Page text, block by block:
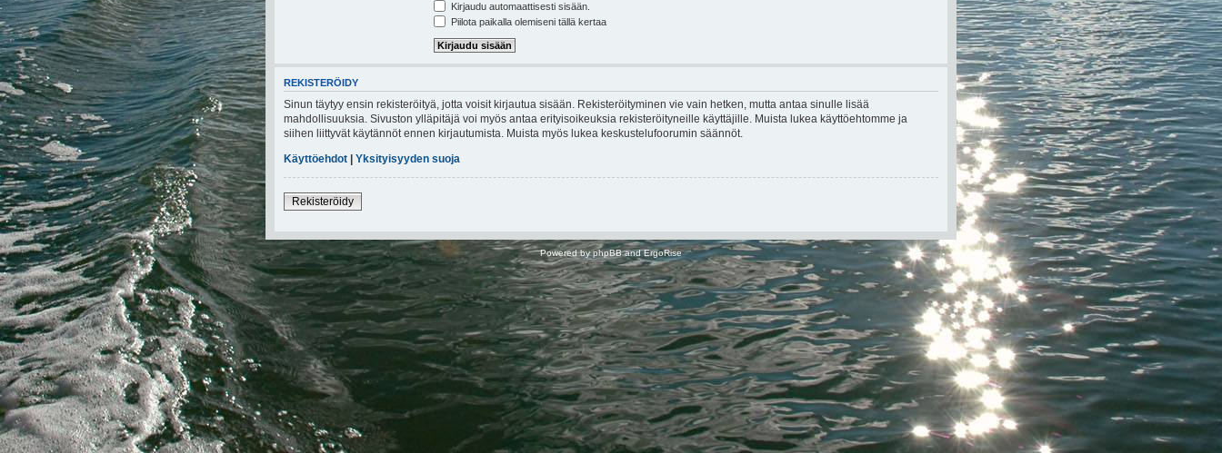
Kirjaudu automaattisesti sisään.
Piilota paikalla olemiseni tällä kertaa
REKISTERÖIDY
Sinun täytyy ensin rekisteröityä, jotta voisit kirjautua sisään. Rekisteröityminen vie vain hetken, mutta antaa sinulle lisää
mahdollisuuksia. Sivuston ylläpitäjä voi myös antaa erityisoikeuksia rekisteröityneille käyttäjille. Muista lukea käyttöehtomme ja
siihen liittyvät käytännöt ennen kirjautumista. Muista myös lukea keskustelufoorumin säännöt.
Käyttöehdot | Yksityisyyden suoja
Rekisteröidy
Powered byphpBBandErgoRise